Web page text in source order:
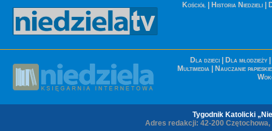
Kościół Historia Niedzieli
Dla dzieci Dla młodzieży
Multimedia| Nauczanie papieskie
Tygodnik Katolicki
Adres redakcji: 42-200 Czętochowa,